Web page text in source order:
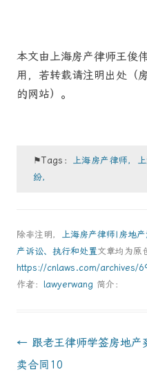
本文由上海房产律师王俊
用，若转载请注明出处
的网站）。
⚑Tags：
上海房产律师，
纷，
除非注明，
上海房产律师|房地
产诉讼、执行和处置文章均为原
https://cnlaws.com/archives/
作者： lawyerwang 简介：
Post
navigation
← 跟老王律师学签房地产
卖合同10